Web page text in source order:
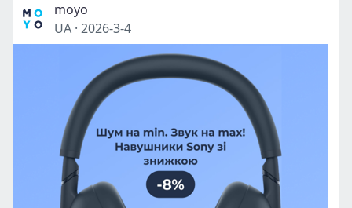
moyo
UA · 2026-3-4